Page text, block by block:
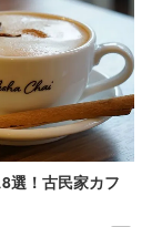
選！古民家カフ